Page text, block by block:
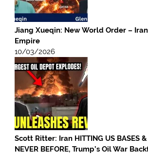
Jiang Xueqin: New World Order – Iran
Empire
10/03/2026
Scott Ritter: Iran HITTING US BASES &
NEVER BEFORE, Trump’s Oil War